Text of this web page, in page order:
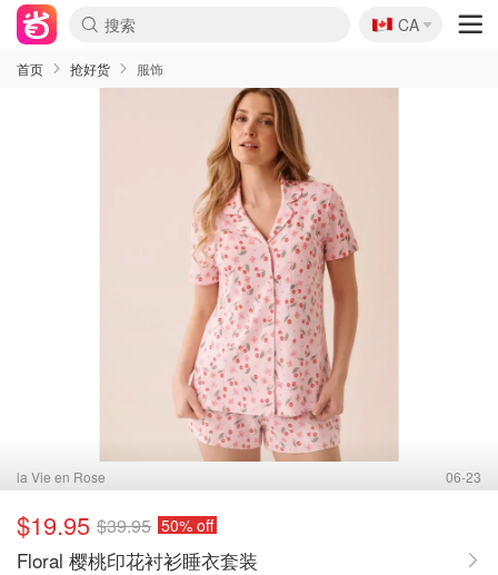
🇨🇦
CA
首页 抢好货 服饰
la Vie en Rose 06-23
$19.95 $39.95 50% off
Floral 樱桃印花衬衫睡衣套装